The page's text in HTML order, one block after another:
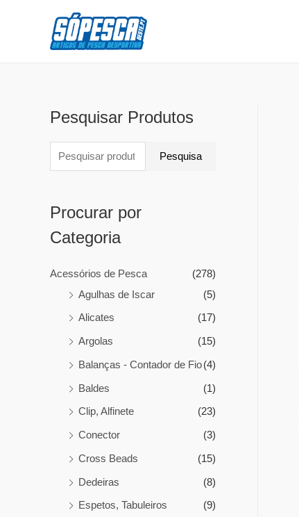
Pesquisar Produtos
Pesquisa
Procurar por
Categoria
Acessórios de Pesca
(278)
Agulhas de Iscar
(5)
Alicates
(17)
Argolas
(15)
Balanças - Contador de Fio(4)
Baldes
(1)
Clip, Alfinete
(23)
Conector
(3)
Cross Beads
(15)
Dedeiras
(8)
Espetos, Tabuleiros
(9)